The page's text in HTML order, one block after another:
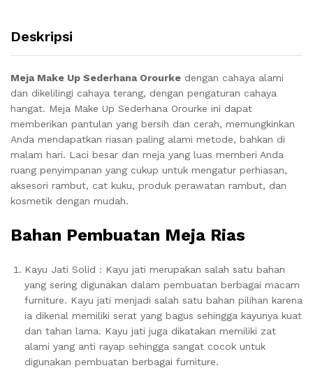
Deskripsi
Meja Make Up Sederhana Orourke dengan cahaya alami
dan dikelilingi cahaya terang, dengan pengaturan cahaya
hangat. Meja Make Up Sederhana Orourke ini dapat
memberikan pantulan yang bersih dan cerah, memungkinkan
Anda mendapatkan riasan paling alami metode, bahkan di
malam hari. Laci besar dan meja yang luas memberi Anda
ruang penyimpanan yang cukup untuk mengatur perhiasan,
aksesori rambut, cat kuku, produk perawatan rambut, dan
kosmetik dengan mudah.
Bahan Pembuatan Meja Rias
Kayu Jati Solid : Kayu jati merupakan salah satu bahan
yang sering digunakan dalam pembuatan berbagai macam
furniture. Kayu jati menjadi salah satu bahan pilihan karena
ia dikenal memiliki serat yang bagus sehingga kayunya kuat
dan tahan lama. Kayu jati juga dikatakan memiliki zat
alami yang anti rayap sehingga sangat cocok untuk
digunakan pembuatan berbagai furniture.